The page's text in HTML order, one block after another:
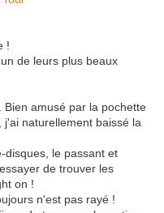
!
de leurs plus beaux
amusé par la pochette
naturellement baissé la
disques, le passant et
de trouver les
on !
n'est pas rayé !